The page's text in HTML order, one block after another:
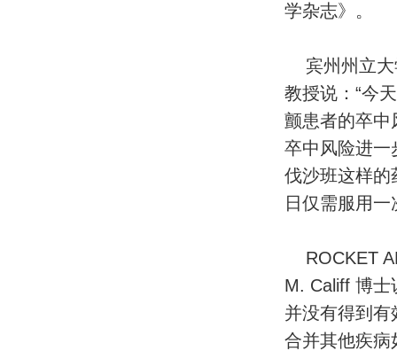
学杂志》。
宾州州立
教授说：“今
颤患者的卒中
卒中风险进一
伐沙班这样的
日仅需服用
ROCKET
M. Califf 博士
并没有得到
合并其他疾病